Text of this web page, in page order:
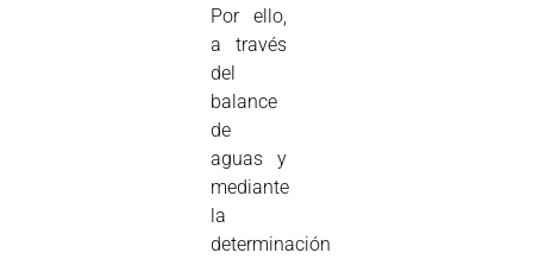
Por ello,
a través
del
balance
de
aguas y
mediante
la
determinación